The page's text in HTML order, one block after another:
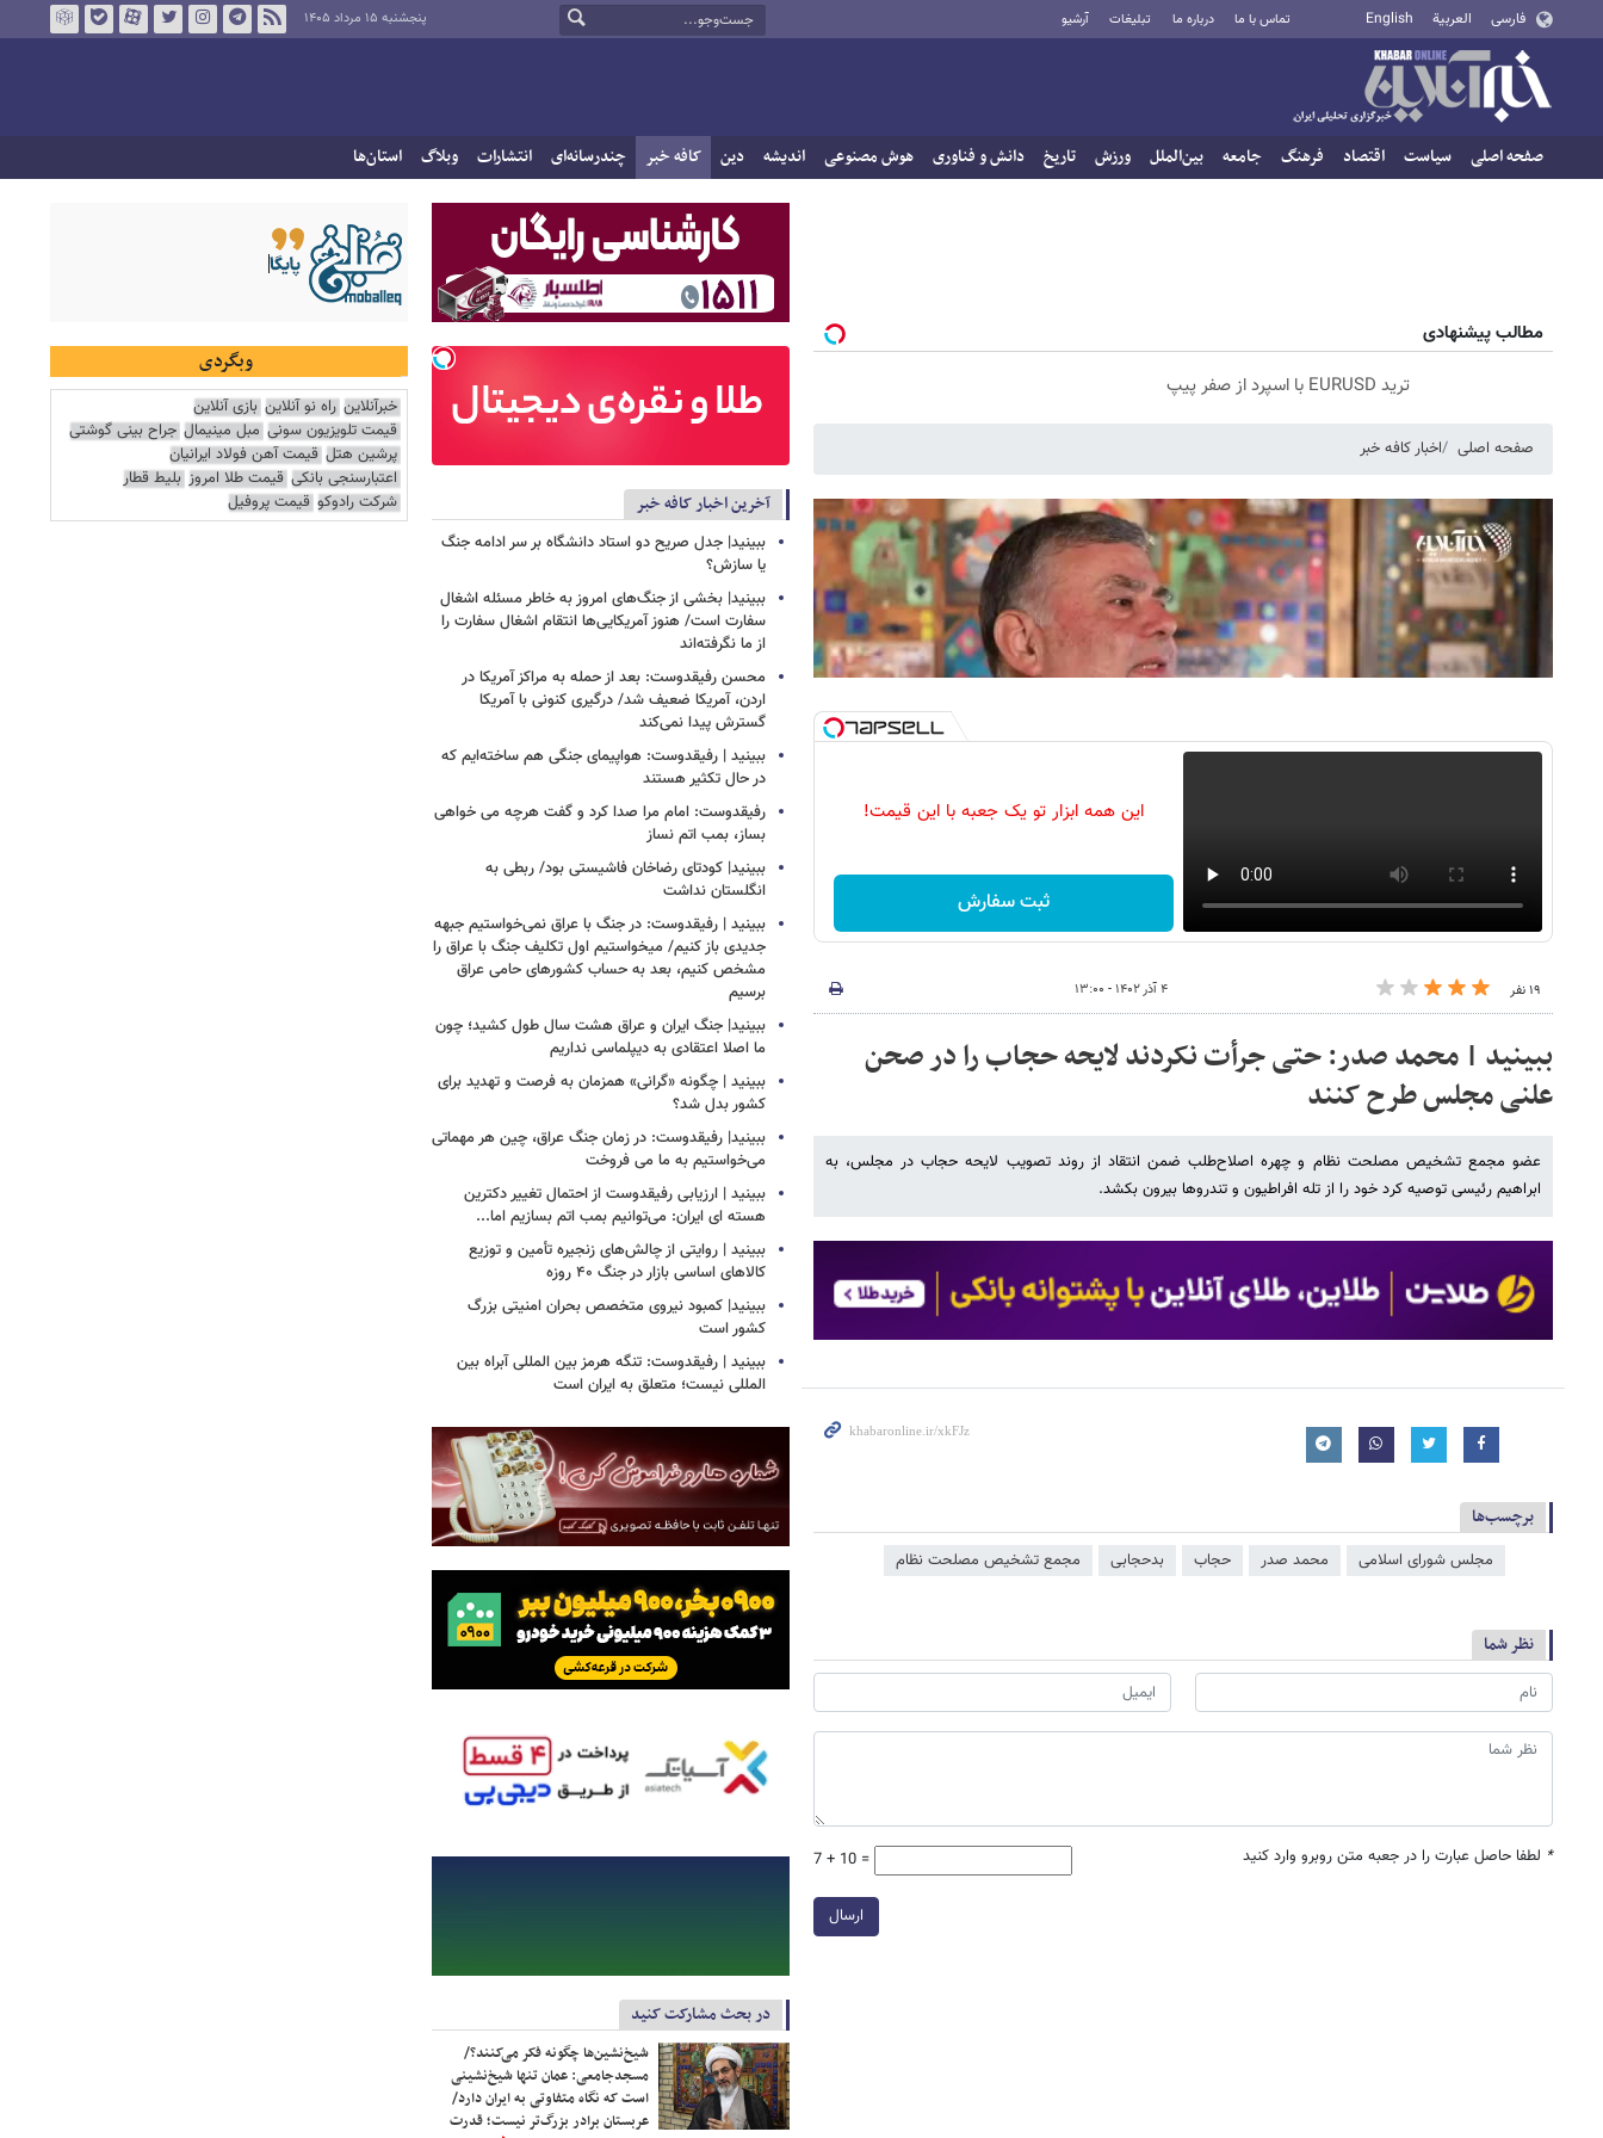
فارسی العربية English تماس با ما درباره ما تبلیغات آرشیو پنجشنبه ۱۵ مرداد ۱۴۰۵
صفحه اصلی سیاست اقتصاد فرهنگ جامعه بین‌الملل ورزش تاریخ دانش و فناوری هوش مصنوعی اندیشه دین کافه خبر چندرسانه‌ای انتشارات وبلاگ استان‌ها
مطالب پیشنهادی
ترید EURUSD با اسپرد از صفر پیپ
صفحه اصلی اخبار کافه خبر
این همه ابزار تو یک جعبه با این قیمت!
ثبت سفارش
۱۹ نفر ۴ آذر ۱۴۰۲ - ۱۳:۰۰
ببینید | محمد صدر: حتی جرأت نکردند لایحه حجاب را در صحن
علنی مجلس طرح کنند
عضو مجمع تشخیص مصلحت نظام و چهره اصلاح‌طلب ضمن انتقاد از روند تصویب لایحه حجاب در مجلس، به
ابراهیم رئیسی توصیه کرد خود را از تله افراطیون و تندروها بیرون بکشد.
برچسب‌ها
مجلس شورای اسلامی محمد صدر حجاب بدحجابی مجمع تشخیص مصلحت نظام
نظر شما
* لطفا حاصل عبارت را در جعبه متن روبرو وارد کنید 7 + 10 =
ارسال
آخرین اخبار کافه خبر
ببینید| جدل صریح دو استاد دانشگاه بر سر ادامه جنگ
یا سازش؟
ببینید| بخشی از جنگ‌های امروز به خاطر مسئله اشغال
سفارت است/ هنوز آمریکایی‌ها انتقام اشغال سفارت را
از ما نگرفته‌اند
محسن رفیقدوست: بعد از حمله به مراکز آمریکا در
اردن، آمریکا ضعیف شد/ درگیری کنونی با آمریکا
گسترش پیدا نمی‌کند
ببینید | رفیقدوست: هواپیمای جنگی هم ساخته‌ایم که
در حال تکثیر هستند
رفیقدوست: امام مرا صدا کرد و گفت هرچه می خواهی
بساز، بمب اتم نساز
ببینید| کودتای رضاخان فاشیستی بود/ ربطی به
انگلستان نداشت
ببینید | رفیقدوست: در جنگ با عراق نمی‌خواستیم جبهه
جدیدی باز کنیم/ میخواستیم اول تکلیف جنگ با عراق را
مشخص کنیم، بعد به حساب کشورهای حامی عراق
برسیم
ببینید| جنگ ایران و عراق هشت سال طول کشید؛ چون
ما اصلا اعتقادی به دیپلماسی نداریم
ببینید | چگونه «گرانی» همزمان به فرصت و تهدید برای
کشور بدل شد؟
ببینید| رفیقدوست: در زمان جنگ عراق، چین هر مهماتی
می‌خواستیم به ما می فروخت
ببینید | ارزیابی رفیقدوست از احتمال تغییر دکترین
هسته ای ایران: می‌توانیم بمب اتم بسازیم اما...
ببینید | روایتی از چالش‌های زنجیره تأمین و توزیع
کالاهای اساسی بازار در جنگ ۴۰ روزه
ببینید| کمبود نیروی متخصص بحران امنیتی بزرگ
کشور است
ببینید | رفیقدوست: تنگه هرمز بین المللی آبراه بین
المللی نیست؛ متعلق به ایران است
در بحث مشارکت کنید
شیخ‌نشین‌ها چگونه فکر می‌کنند؟/
مسجدجامعی: عمان تنها شیخ‌نشینی
است که نگاه متفاوتی به ایران دارد/
عربستان برادر بزرگ‌تر نیست؛ قدرت
وبگردی
خبرآنلاین راه نو آنلاین بازی آنلاین
قیمت تلویزیون سونی مبل مینیمال جراح بینی گوشتی
پرشین هتل قیمت آهن فولاد ایرانیان
اعتبارسنجی بانکی قیمت طلا امروز بلیط قطار
شرکت رادوکو قیمت پروفیل